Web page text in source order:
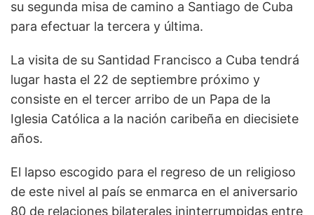
su segunda misa de camino a Santiago de Cuba
para efectuar la tercera y última.
La visita de su Santidad Francisco a Cuba tendrá
lugar hasta el 22 de septiembre próximo y
consiste en el tercer arribo de un Papa de la
Iglesia Católica a la nación caribeña en diecisiete
años.
El lapso escogido para el regreso de un religioso
de este nivel al país se enmarca en el aniversario
80 de relaciones bilaterales ininterrumpidas entre